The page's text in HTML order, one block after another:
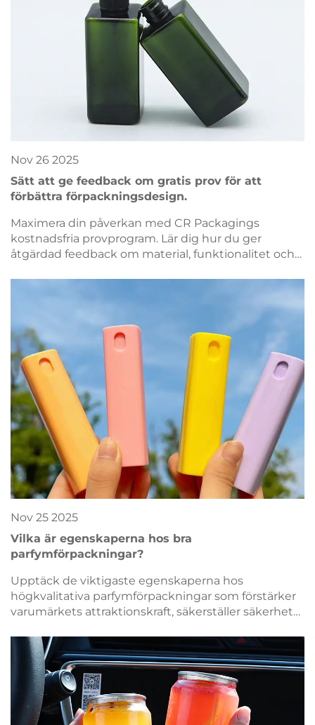
Nov 26 2025
Sätt att ge feedback om gratis prov för att
förbättra förpackningsdesign.
Maximera din påverkan med CR Packagings
kostnadsfria provprogram. Lär dig hur du ger
åtgärdad feedback om material, funktionalitet och
Nov 25 2025
Vilka är egenskaperna hos bra
parfymförpackningar?
Upptäck de viktigaste egenskaperna hos
högkvalitativa parfymförpackningar som förstärker
varumärkets attraktionskraft, säkerställer säkerhet
varumärken prioriterar idag.